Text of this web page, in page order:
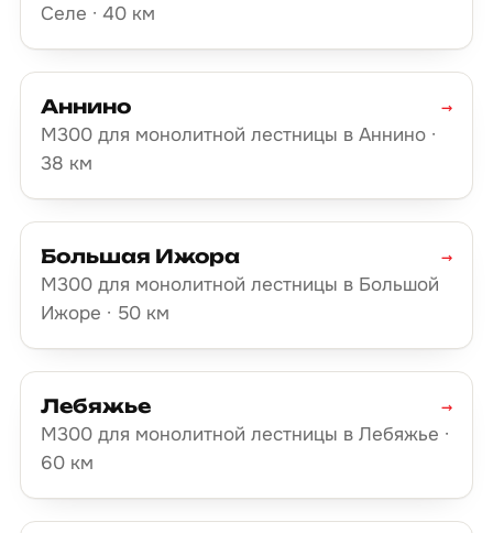
Селе · 40 км
Аннино
М300 для монолитной лестницы в Аннино ·
38 км
→
Большая Ижора
М300 для монолитной лестницы в Большой
Ижоре · 50 км
→
Лебяжье
М300 для монолитной лестницы в Лебяжье ·
60 км
→